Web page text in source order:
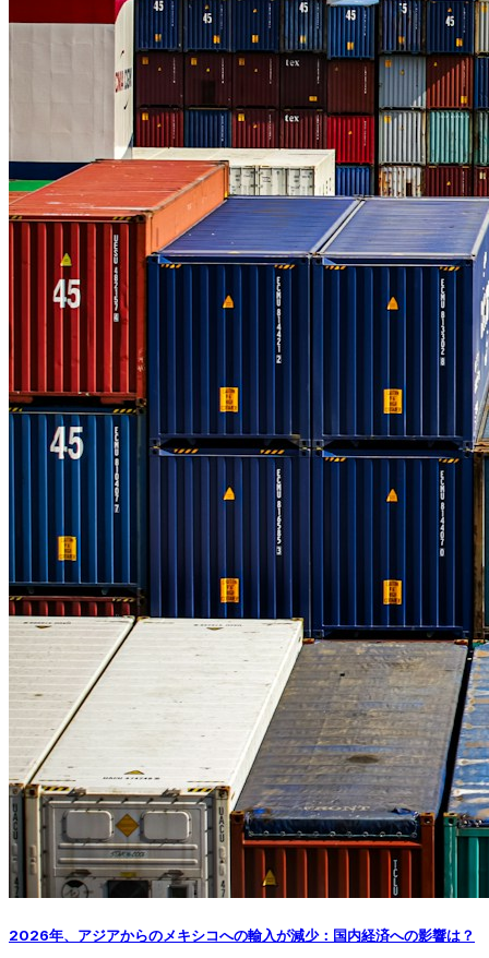
2026年、アジアからのメキシコへの輸入が減少：国内経済への影響は？